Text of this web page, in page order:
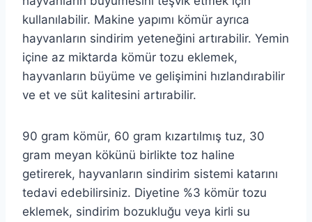
kullanılabilir. Makine yapımı kömür ayrıca
hayvanların sindirim yeteneğini artırabilir. Yemin
içine az miktarda kömür tozu eklemek,
hayvanların büyüme ve gelişimini hızlandırabilir
ve et ve süt kalitesini artırabilir.
90 gram kömür, 60 gram kızartılmış tuz, 30
gram meyan kökünü birlikte toz haline
getirerek, hayvanların sindirim sistemi katarını
tedavi edebilirsiniz. Diyetine %3 kömür tozu
eklemek, sindirim bozukluğu veya kirli su